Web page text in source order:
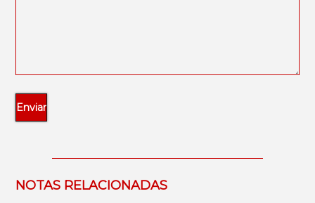
NOTAS RELACIONADAS